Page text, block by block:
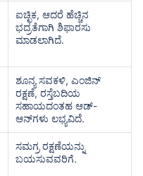
ಐಚ್ಛಿಕ, ಆದರೆ ಹೆಚ್ಚಿನ
ಭದ್ರತೆಗಾಗಿ ಶಿಫಾರಸು
ಮಾಡಲಾಗಿದೆ.
ಶೂನ್ಯ ಸವಕಳಿ, ಎಂಜಿನ್
ರಕ್ಷಣೆ, ರಸ್ತೆಬದಿಯ
ಸಹಾಯದಂತಹ ಆಡ್-
ಆನ್‌ಗಳು ಲಭ್ಯವಿದೆ.
ಸಮಗ್ರ ರಕ್ಷಣೆಯನ್ನು
ಬಯಸುವವರಿಗೆ.